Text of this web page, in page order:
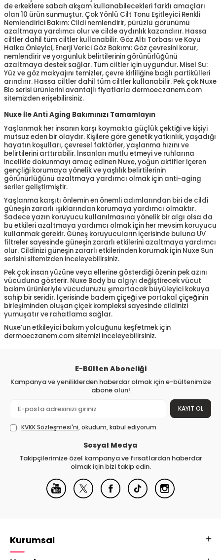
de erkeklere sabah akşam kullanabilecekleri farklı amaçları
olan 10 ürün sunmuştur. Çok Yönlü Cilt Tonu Eşitleyici Renkli
Nemlendirici Bakım: Cildi nemlendirir, pürüzlü görünümü
azaltmaya yardımcı olur ve cilde aydınlık kazandırır. Hassa
ciltler dahil tüm ciltler kullanabilir. Göz Altı Torbası ve Koyu
Halka Önleyici, Enerji Verici Göz Bakımı: Göz çevresini korur,
nemlendirir ve yorgunluk belirtilerinin görünürlüğünü
azaltmaya destek sağlar. Tüm ciltler için uygundur. Misel Su:
Yüz ve göz makyajını temizler, çevre kirliliğine bağlı partikülleri
arındırır. Hassa ciltler dahil tüm ciltler kullanabilir. Pek çok Nuxe
Bio serisi ürünlerini avantajlı fiyatlarla dermoeczanem.com
sitemizden erişebilirsiniz.
Nuxe İle Anti Aging Bakımınızı Tamamlayın
Yaşlanmak her insanın karşı koymakta güçlük çektiği ve kişiyi
mutsuz eden bir olaydır. Kişilere göre genetik yatkınlık, yaşadığı
hayatın koşulları, çevresel faktörler, yaşlanma hızını ve
belirtilerini arttırabilir. İnsanları mutlu etmeyi ve ruhlarına
incelikle dokunmayı amaç edinen Nuxe, yoğun aktifler içeren
gençliği korumaya yönelik ve yaşlılık belirtilerinin
görünürlüğünü azaltmaya yardımcı olmak için anti-aging
seriler geliştirmiştir.
Yaşlanma karşıtı önlemin en önemli adımlarından biri de cildi
güneşin zararlı ışıklarından korumaya yardımcı olmaktır.
Sadece yazın koruyucu kullanılmasına yönelik bir algı olsa da
bu etkileri azaltmaya yardımcı olmak için her mevsim koruyucu
kullanmak gerekir. Güneş koruyucuların içerisinde buluna UV
filtreler sayesinde güneşin zararlı etkilerini azaltmaya yardımcı
olur. Cildinizi güneşin zararlı etkilerinden korumak için Nuxe Sun
serisini sitemizden inceleyebilirsiniz.
Pek çok insan yüzüne veya ellerine gösterdiği özenin pek azını
vücuduna gösterir. Nuxe Body bu algıyı değiştirecek vücut
bakım ürünleriyle vücudunuzu şımartacak büyüleyici kokuya
sahip bir seridir. İçerisinde badem çiçeği ve portakal çiçeğinin
birleşiminden oluşan çiçek kompleksi sayesinde cildinizi
yumuşatır ve rahatlama sağlar.
Nuxe’un etkileyici bakım yolcuğunu keşfetmek için
dermoeczanem.com sitemizi inceleyebilirsiniz.
E-Bülten Aboneliği
Kampanya ve yeniliklerden haberdar olmak için e-bültenimize
abone olun!
KAYIT OL
KVKK Sözleşmesi'ni, okudum, kabul ediyorum.
Sosyal Medya
Takipçilerimize özel kampanya ve fırsatlardan haberdar
olmak için bizi takip edin.
Kurumsal